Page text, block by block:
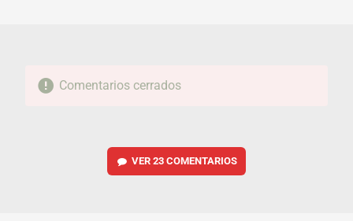
Comentarios cerrados
VER 23 COMENTARIOS